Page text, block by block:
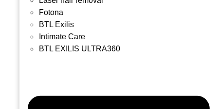
Fotona
BTL Exilis
Intimate Care
BTL EXILIS ULTRA360